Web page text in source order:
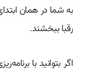
به شما در همان
رقبا ببخشند.
اگر بتوانید با